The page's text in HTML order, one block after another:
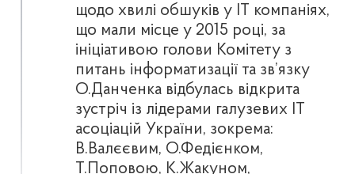
щодо хвилі обшуків у ІТ компаніях,
що мали місце у 2015 році, за
ініціативою голови Комітету з
питань інформатизації та зв’язку
О.Данченка відбулась відкрита
зустріч із лідерами галузевих ІТ
асоціацій України, зокрема:
В.Валєєвим, О.Федієнком,
Т.Поповою, К.Жакуном,